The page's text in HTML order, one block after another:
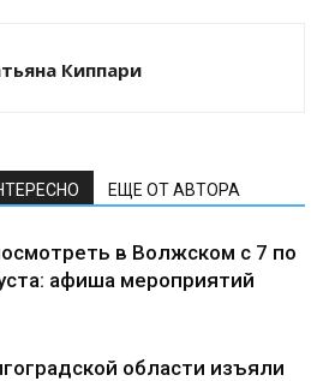
Киппари
ЕЩЕ ОТ АВТОРА
в Волжском с 7 по
афиша мероприятий
области изъяли